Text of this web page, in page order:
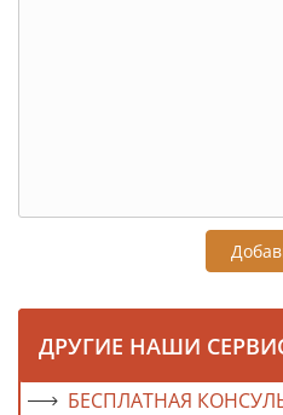
ДРУГИЕ НАШИ
БЕСПЛАТНАЯ